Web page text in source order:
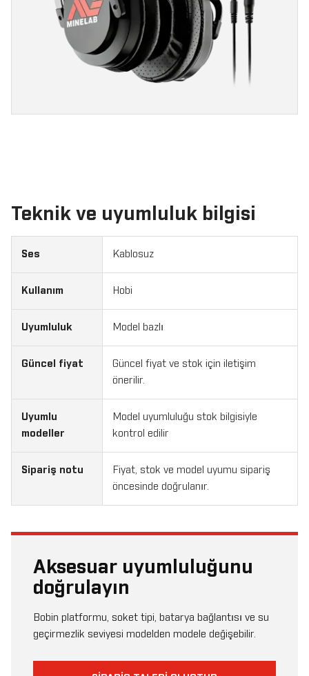
Teknik ve uyumluluk bilgisi
Ses Kablosuz
Kullanım Hobi
Uyumluluk Model bazlı
Güncel fiyat
Güncel fiyat ve stok için iletişim
önerilir.
Uyumlu
modeller
Model uyumluluğu stok bilgisiyle
kontrol edilir
Sipariş notu
Fiyat, stok ve model uyumu sipariş
öncesinde doğrulanır.
Aksesuar uyumluluğunu
doğrulayın
Bobin platformu, soket tipi, batarya bağlantısı ve su
geçirmezlik seviyesi modelden modele değişebilir.